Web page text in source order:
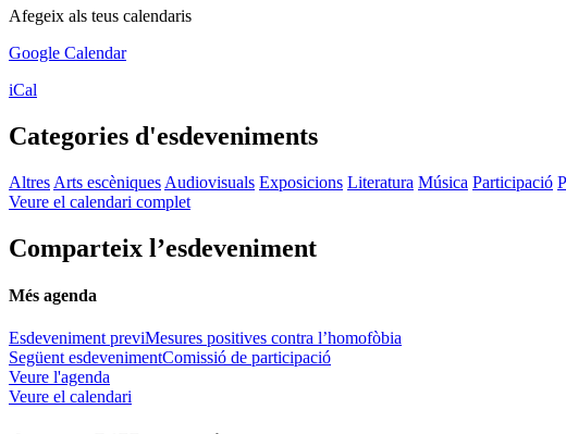
Afegeix als teus calendaris
Google Calendar
iCal
Categories d'esdeveniments
Altres Arts escèniques Audiovisuals Exposicions Literatura Música Participació
Veure el calendari complet
Comparteix l’esdeveniment
Més agenda
Esdeveniment previMesures positives contra l’homofòbia
Següent esdevenimentComissió de participació
Veure l'agenda
Veure el calendari